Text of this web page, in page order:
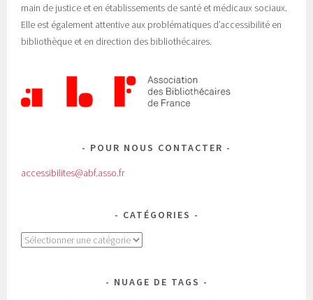
main de justice et en établissements de santé et médicaux sociaux.
Elle est également attentive aux problématiques d’accessibilité en
bibliothèque et en direction des bibliothécaires.
POUR NOUS CONTACTER
accessibilites@abf.asso.fr
CATÉGORIES
Catégories
NUAGE DE TAGS